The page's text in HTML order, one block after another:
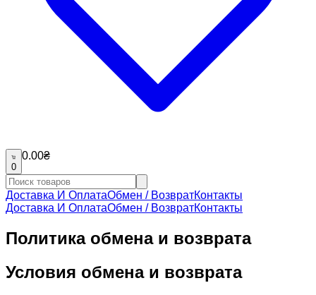
0
0.00₴
Доставка И ОплатаОбмен / ВозвратКонтакты
Доставка И ОплатаОбмен / ВозвратКонтакты
Политика обмена и возврата
Условия обмена и возврата